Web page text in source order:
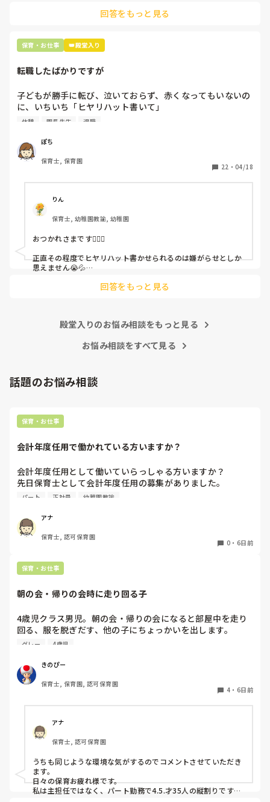
て貰い、主任に報告してます。
回答をもっと見る
保育・お仕事 👑殿堂入り
転職したばかりですが
子どもが勝手に転び、泣いておらず、赤くなってもいないの
に、いちいち「ヒヤリハット書いて」
と書かされ
（そう言う本人は書かない）
しかも、上司に↑この内容でも
ちゃんと考えて対策を練って書き込むようにと。
呼ばれて一緒に対策を考えさせられること多数
これだけで30〜40分拘束されて辛いです
皆さんの園はどうですか?
休憩 園長先生 退職
ぽち
保育士, 保育園
22 ・ 04/18
りん
保育士, 幼稚園教諭, 幼稚園
おつかれさまです🙇🏻‍♀️
正直その程度でヒヤリハット書かせられるのは嫌がらせとしか
思えません😭💦
回答をもっと見る
殿堂入りのお悩み相談をもっと見る
お悩み相談をすべて見る
話題のお悩み相談
保育・お仕事
会計年度任用で働かれている方いますか？
会計年度任用として働いていらっしゃる方いますか？
先日保育士として会計年度任用の募集がありました。
赤ちゃん訪問を主にするようですが、園勤務ではなく、保育
よろしくお願いします。
パート 正社員 幼稚園教諭
アナ
保育士, 認可保育園
0 ・ 6日前
保育・お仕事
朝の会・帰りの会時に走り回る子
4歳児クラス男児。朝の会・帰りの会になると部屋中を走り
回る、服を脱ぎだす、他の子にちょっかいを出します。
私が主担任、もう一人補助の先生がいますが、補助の先生は
です。
私がその子の対応をしているとクラス全体の流れが止まって
しまい、クラス全体が落ち着かなくなってしまう。別スペー
なる…という悪循環に陥ってしまっています。
何か少しでも良い方法はないかなと悩み、ここで相談させて
グレー 4歳児
きのぴー
保育士, 保育園, 認可保育園
4 ・ 6日前
アナ
保育士, 認可保育園
うちも同じような環境な気がするのでコメントさせていただき
ます。
日々の保育お疲れ様です。
私は主担任ではなく、パート勤務で4.5.才35人の縦割りです。